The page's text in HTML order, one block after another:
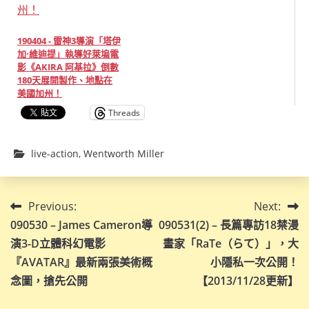
190404 - 雷神3導演「塔伊
加·維迪提」執導好萊塢電
影《AKIRA 阿基拉》倒數
180天展開製作、地點在
美國加州！
Threads
live-action, Wentworth Miller
文
章
導
覽
Previous:
090530 – James Cameron導
演3-D立體科幻電影
『AVATAR』最新兩張美術概
念圖，搶先公開
Next:
090531(2) – 長篇專訪18禁漫
畫家「RaTe（らて）」，大
小隱私一次公開！
【2013/11/28更新】